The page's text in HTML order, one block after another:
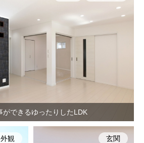
ができるゆったりしたLDK
外観 玄関